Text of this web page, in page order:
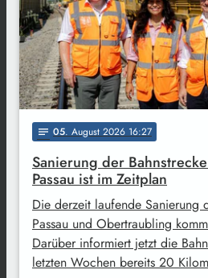
notes 05. August 2026 16:27
Sanierung der
Passau ist im Zeitplan
Die derzeit laufende Sanierung
Passau und Obertraubling
Darüber informiert jetzt die
letzten Wochen bereits 20